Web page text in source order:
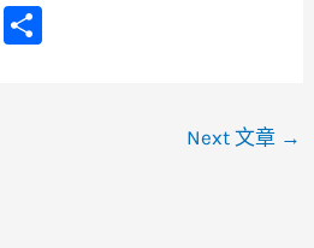
W
Next 文章 →